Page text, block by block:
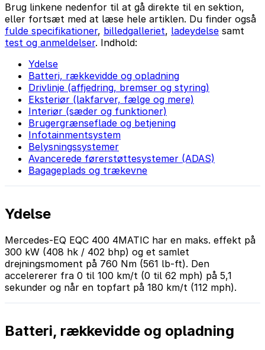
Brug linkene nedenfor til at gå direkte til en sektion,
eller fortsæt med at læse hele artiklen. Du finder også
fulde specifikationer, billedgalleriet, ladeydelse samt
test og anmeldelser. Indhold:
Ydelse
Batteri, rækkevidde og opladning
Drivlinje (affjedring, bremser og styring)
Eksteriør (lakfarver, fælge og mere)
Interiør (sæder og funktioner)
Brugergrænseflade og betjening
Infotainmentsystem
Belysningssystemer
Avancerede førerstøttesystemer (ADAS)
Bagageplads og trækevne
Ydelse
Mercedes-EQ EQC 400 4MATIC har en maks. effekt på
300 kW (408 hk / 402 bhp) og et samlet
drejningsmoment på 760 Nm (561 lb-ft). Den
accelererer fra 0 til 100 km/t (0 til 62 mph) på 5,1
sekunder og når en topfart på 180 km/t (112 mph).
Batteri, rækkevidde og opladning